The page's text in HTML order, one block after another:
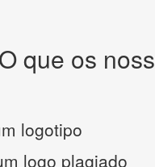
que os
logotipo
logo plagiado